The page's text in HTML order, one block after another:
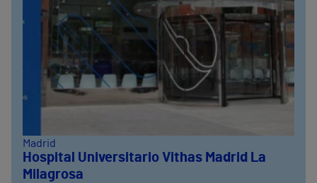
Madrid
Hospital Universitario Vithas Madrid La
Milagrosa